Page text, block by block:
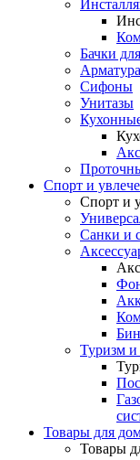
Бачки
Сифоны
Унитазы
Спорт и
Спорт и
Санки и
Туризм
Товары для
Товары